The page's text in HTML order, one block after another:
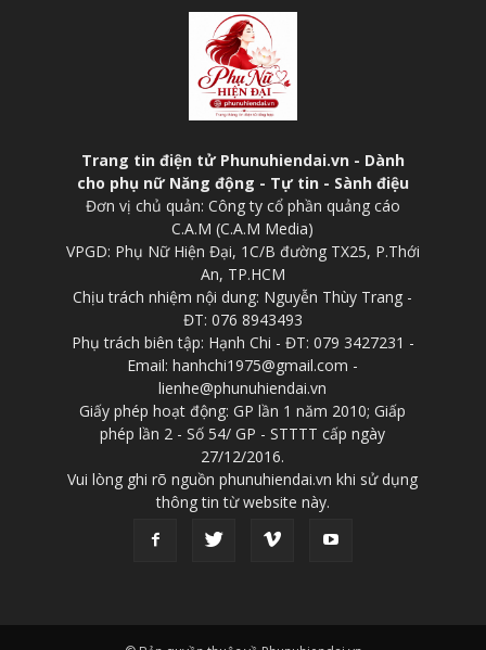
Trang tin điện tử Phunuhiendai.vn - Dành
cho phụ nữ Năng động - Tự tin - Sành điệu
Đơn vị chủ quản: Công ty cổ phần quảng cáo
C.A.M (C.A.M Media)
VPGD: Phụ Nữ Hiện Đại, 1C/B đường TX25, P.Thới
An, TP.HCM
Chịu trách nhiệm nội dung: Nguyễn Thùy Trang -
ĐT: 076 8943493
Phụ trách biên tập: Hạnh Chi - ĐT: 079 3427231 -
Email: hanhchi1975@gmail.com -
lienhe@phunuhiendai.vn
Giấy phép hoạt động: GP lần 1 năm 2010; Giấp
phép lần 2 - Số 54/ GP - STTTT cấp ngày
27/12/2016.
Vui lòng ghi rõ nguồn phunuhiendai.vn khi sử dụng
thông tin từ website này.